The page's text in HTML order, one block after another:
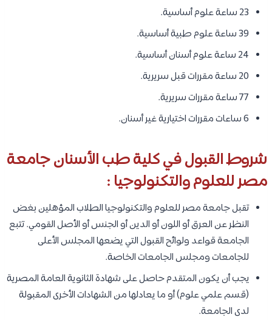
23 ساعة علوم أساسية.
39 ساعة علوم طبية أساسية.
24 ساعة علوم أسنان أساسية.
20 ساعة مقررات قبل سريرية.
77 ساعة مقررات سريرية.
6 ساعات مقررات اختيارية غير أسنان.
شروط القبول في كلية طب الأسنان جامعة
مصر للعلوم والتكنولوجيا :
تقبل جامعة مصر للعلوم والتكنولوجيا الطلاب المؤهلين بغض
النظر عن العرق أو اللون أو الدين أو الجنس أو الأصل القومي. تتبع
الجامعة قواعد ولوائح القبول التي يضعها المجلس الأعلى
للجامعات ومجلس الجامعات الخاصة.
يجب أن يكون المتقدم حاصل على شهادة الثانوية العامة المصرية
(قسم علمي علوم) أو ما يعادلها من الشهادات الأخرى المقبولة
لدى الجامعة.